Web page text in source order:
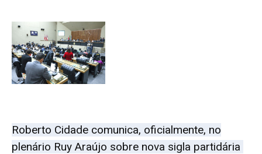
Roberto Cidade comunica, oficialmente, no
plenário Ruy Araújo sobre nova sigla partidária